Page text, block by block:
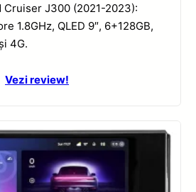
Cruiser J300 (2021-2023):
1.8GHz, QLED 9″, 6+128GB,
4G.
Vezi review!